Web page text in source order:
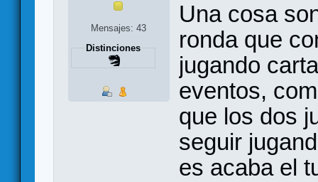
Mensajes: 43
Distinciones
Una cosa
ronda que
jugando
eventos,
que los dos
seguir
es acaba el